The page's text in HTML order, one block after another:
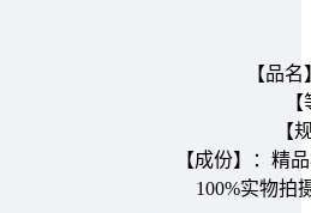
【品
【
【成份】：精
100%实物拍